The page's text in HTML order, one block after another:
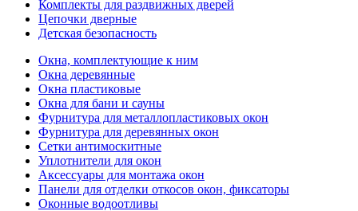
Комплекты для раздвижных дверей
Цепочки дверные
Детская безопасность
Окна, комплектующие к ним
Окна деревянные
Окна пластиковые
Окна для бани и сауны
Фурнитура для металлопластиковых окон
Фурнитура для деревянных окон
Сетки антимоскитные
Уплотнители для окон
Аксессуары для монтажа окон
Панели для отделки откосов окон, фиксаторы
Оконные водоотливы